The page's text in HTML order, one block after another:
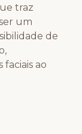
traz
um
de
ao